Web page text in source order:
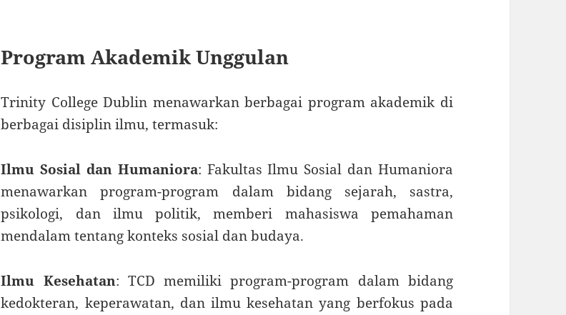
Program Akademik Unggulan
Trinity College Dublin menawarkan berbagai program akademik di
berbagai disiplin ilmu, termasuk:
Ilmu Sosial dan Humaniora: Fakultas Ilmu Sosial dan Humaniora
menawarkan program-program dalam bidang sejarah, sastra,
psikologi, dan ilmu politik, memberi mahasiswa pemahaman
mendalam tentang konteks sosial dan budaya.
Ilmu Kesehatan: TCD memiliki program-program dalam bidang
kedokteran, keperawatan, dan ilmu kesehatan yang berfokus pada